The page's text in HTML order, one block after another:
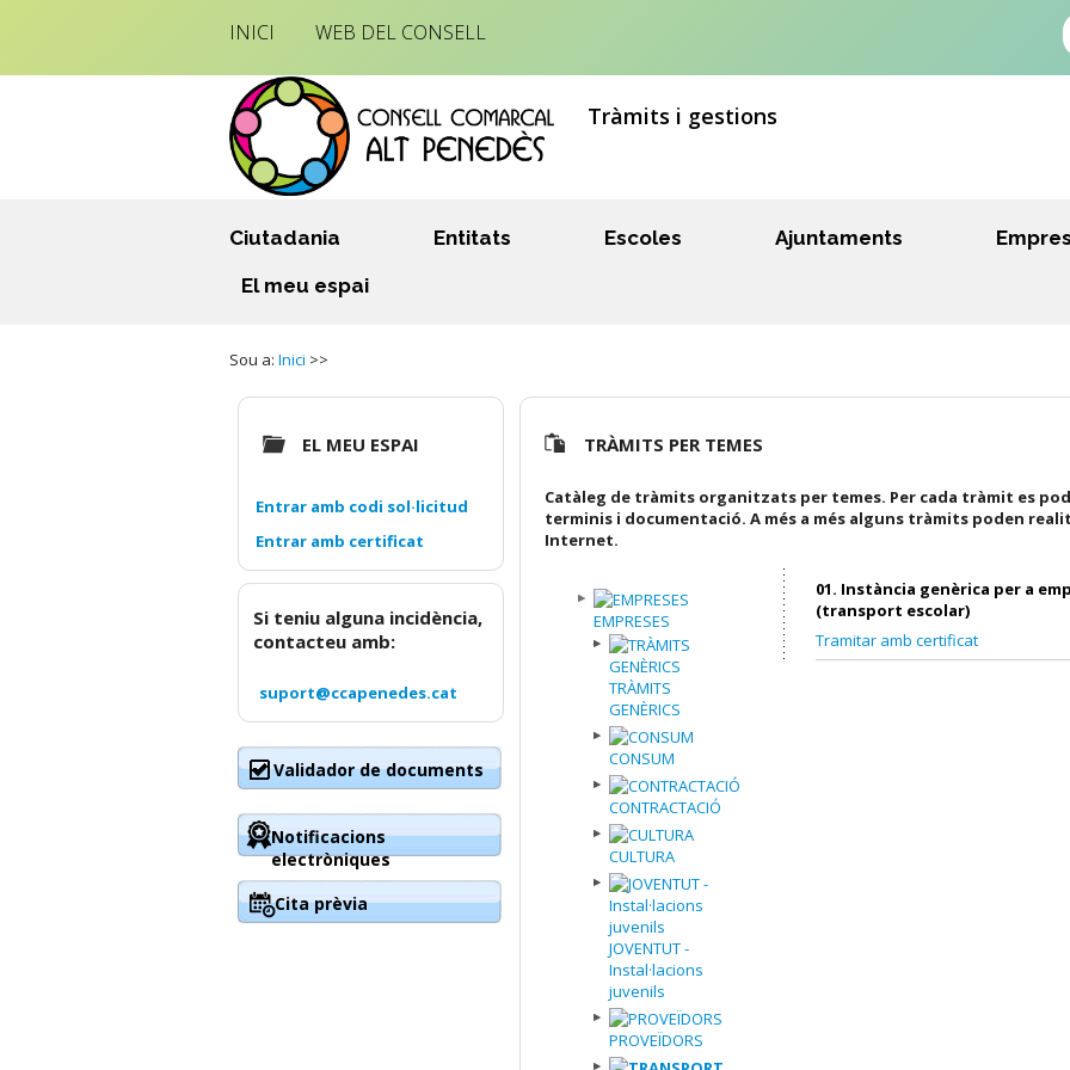
INICI WEB DEL CONSELL
Tràmits i gestions
Ciutadania Entitats Escoles Ajuntaments
El meu espai
Sou a: Inici >>
TRÀMITS PER TEMES
Catàleg de tràmits organitzats per temes. Per cada tràmit es
terminis i documentació. A més a més alguns tràmits poden
Internet.
EMPRESES
TRÀMITS
GENÈRICS
CONSUM
CONTRACTACIÓ
CULTURA
JOVENTUT -
Instal·lacions
juvenils
PROVEÏDORS
01. Instància genèrica per a
(transport escolar)
Tramitar amb certificat
EL MEU ESPAI
Entrar amb codi sol·licitud
Si teniu alguna incidència,
contacteu amb:
suport@ccapenedes.cat
Validador de documents
Notificacions
electròniques
Cita prèvia